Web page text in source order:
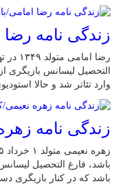
زندگی نامه رضا
رضا
وارد تئاتر شد و حالا
زندگی نامه
باشد، فارغ التحصیل
باشد که در کنار بازیگری